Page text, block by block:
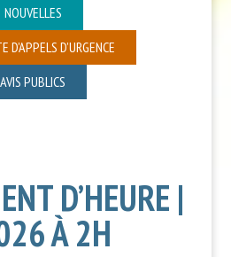
NOUVELLES
D’APPELS D’URGENCE
AVIS PUBLICS
D’HEURE |
À 2H